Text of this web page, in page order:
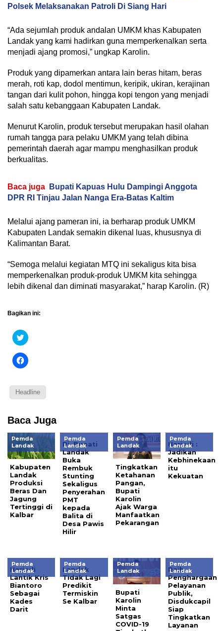
Polsek Melaksanakan Patroli Di Siang Hari
“Ada sejumlah produk andalan UMKM khas Kabupaten
Landak yang kami hadirkan guna memperkenalkan serta
menjadi ajang promosi,” ungkap Karolin.
Produk yang dipamerkan antara lain beras hitam, beras
merah, roti kap, dodol mentimun, keripik, ukiran, kerajinan
tangan dari kulit pohon, hingga kopi tengon yang menjadi
salah satu kebanggaan Kabupaten Landak.
Menurut Karolin, produk tersebut merupakan hasil olahan
rumah tangga para pelaku UMKM yang telah dibina
pemerintah daerah agar mampu menghasilkan produk
berkualitas.
Baca juga
Bupati Kapuas Hulu Dampingi Anggota
DPR RI Tinjau Jalan Nanga Era-Batas Kaltim
Melalui ajang pameran ini, ia berharap produk UMKM
Kabupaten Landak semakin dikenal luas, khususnya di
Kalimantan Barat.
“Semoga melalui kegiatan MTQ ini sekaligus kita bisa
memperkenalkan produk-produk UMKM kita sehingga
lebih dikenal dan diminati masyarakat,” harap Karolin. (R)
Bagikan ini:
Klik
untuk
pada
Twitter(Membuka
di
baru)
Klik
untuk
Facebook(Membuka
di
jendela
Headline
Baca Juga
Pemda
Landak
Kabupaten
Landak
Produksi
Beras Dan
Jagung
Tertinggi di
Kalbar
Pemda
Landak
Pj. Bupati
Landak
Buka
Rembuk
Stunting
Sekaligus
Penyerahan
PMT
kepada
Balita di
Desa Pawis
Hilir
Pemda
Landak
Tingkatkan
Ketahanan
Pangan,
Bupati
Karolin
Ajak Warga
Manfaatkan
Pekarangan
Pemda
Landak
Heriadi :
Jadikan
Kebhinekaan
itu
Kekuatan
Pemda
Landak
Heriadi
Lantik Kris
Biantoro
Sebagai
Kades
Darit
Pemda
Landak
Landak
Tidak Lagi
Predikit
Termiskin
Se Kalbar
Pemda
Landak
Bupati
Karolin
Minta
Satgas
COVID-19
Pemda
Landak
Raih
Penghargaan
Pelayanan
Publik,
Disdukcapil
Siap
Tingkatkan
Layanan